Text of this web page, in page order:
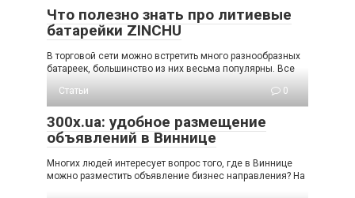
Что полезно знать про литиевые
батарейки ZINCHU
В торговой сети можно встретить много разнообразных
батареек, большинство из них весьма популярны. Все
Статьи
0
300x.ua: удобное размещение
объявлений в Виннице
Многих людей интересует вопрос того, где в Виннице
можно разместить объявление бизнес направления? На